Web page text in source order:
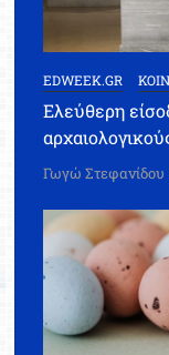
EDWEEK.GR
Ελεύθερη
Γωγώ Στεφανίδου